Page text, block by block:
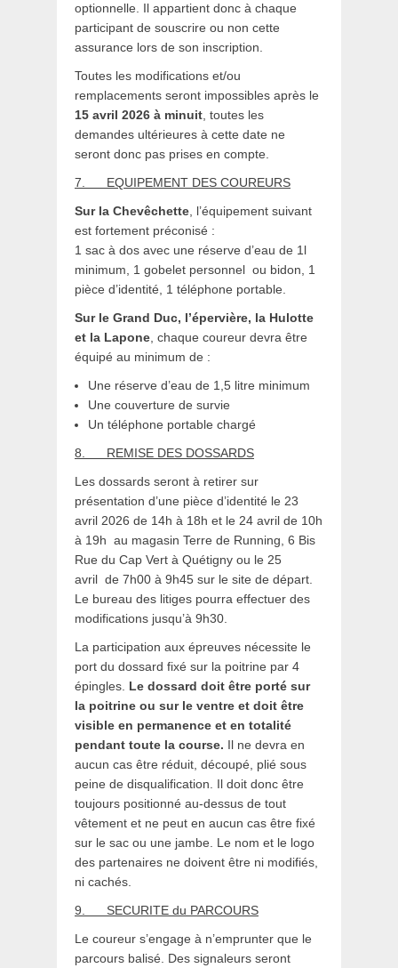
optionnelle. Il appartient donc à chaque
participant de souscrire ou non cette
assurance lors de son inscription.
Toutes les modifications et/ou
remplacements seront impossibles après le
15 avril 2026 à minuit , toutes les
demandes ultérieures à cette date ne
seront donc pas prises en compte.
7.
EQUIPEMENT DES COUREURS
Sur la Chevêchette , l’équipement suivant
est fortement préconisé :
1 sac à dos avec une réserve d’eau de 1l
minimum, 1 gobelet personnel ou bidon, 1
pièce d’identité, 1 téléphone portable.
Sur le Grand Duc, l’épervière, la Hulotte
et la Lapone , chaque coureur devra être
équipé au minimum de :
Une réserve d’eau de 1,5 litre minimum
Une couverture de survie
Un téléphone portable chargé
8.
REMISE DES DOSSARDS
Les dossards seront à retirer sur
présentation d’une pièce d’identité le 23
avril 2026 de 14h à 18h et le 24 avril de 10h
à 19h au magasin Terre de Running, 6 Bis
Rue du Cap Vert à Quétigny ou le 25
avril de 7h00 à 9h45 sur le site de départ.
Le bureau des litiges pourra effectuer des
modifications jusqu’à 9h30.
La participation aux épreuves nécessite le
port du dossard fixé sur la poitrine par 4
épingles. Le dossard doit être porté sur
la poitrine ou sur le ventre et doit être
visible en permanence et en totalité
pendant toute la course. Il ne devra en
aucun cas être réduit, découpé, plié sous
peine de disqualification. Il doit donc être
toujours positionné au-dessus de tout
vêtement et ne peut en aucun cas être fixé
sur le sac ou une jambe. Le nom et le logo
des partenaires ne doivent être ni modifiés,
ni cachés.
9.
SECURITE du PARCOURS
Le coureur s’engage à n’emprunter que le
parcours balisé. Des signaleurs seront